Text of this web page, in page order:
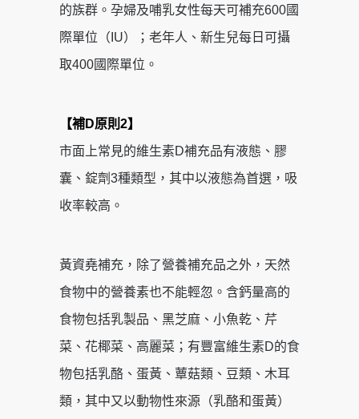
的族群。孕婦及哺乳女性每天可補充600國
際單位（IU）；老年人、新生兒每日可攝
取400國際單位。
【補D原則2】
市面上常見的維生素D補充品有液態、膠
囊、錠劑3種類型，其中以液態為首選，吸
收率較高。
黃資堯補充，除了營養補充品之外，天然
食物中的營養素也不能輕忽。含鈣量高的
食物包括乳製品、黑芝麻、小魚乾、芹
菜、花椰菜、高麗菜；有豐富維生素D的食
物包括乳酪、蛋黃、蕈菇類、豆類、木耳
類，其中又以動物性來源（乳酪和蛋黃）